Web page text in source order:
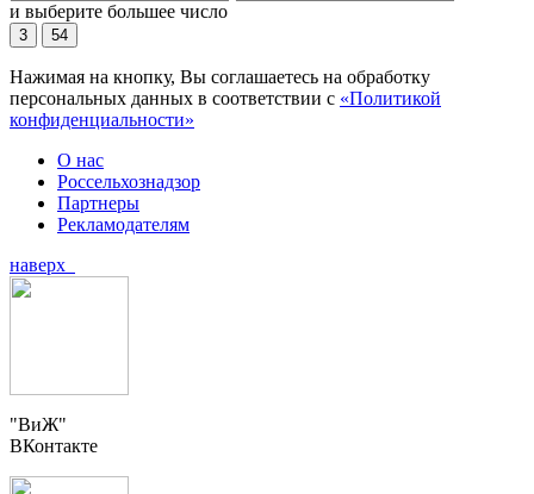
и выберите большее число
3 54
Нажимая на кнопку, Вы соглашаетесь на обработку
персональных данных в соответствии с «Политикой
конфиденциальности»
О нас
Россельхознадзор
Партнеры
Рекламодателям
наверх
"ВиЖ"
ВКонтакте